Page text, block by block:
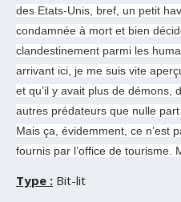
des Etats-Unis, bref, un petit
condamnée à mort et bien
clandestinement parmi les
arrivant ici, je me suis vite
et qu’il y avait plus de démons,
autres prédateurs que nulle
Mais ça, évidemment, ce n’est
fournis par l’office de tourisme.
Type : Bit-lit